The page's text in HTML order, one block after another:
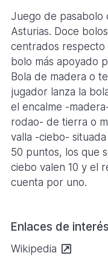
Juego de pasabolo
Asturias. Doce
centrados respecto
bolo más apoyado
Bola de madera o
jugador lanza la
el encalme -
rodao- de tierra o
valla -ciebo-
50 puntos, los que
ciebo valen 10 y el
cuenta por uno.
Enlaces de interés
Wikipedia
Se